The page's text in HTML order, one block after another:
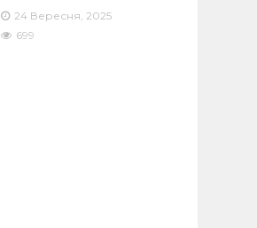
24 Вересня, 2025
699